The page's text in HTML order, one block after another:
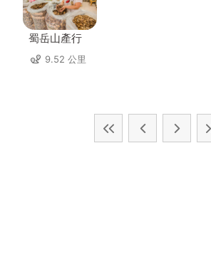
蜀岳山產行
9.52 公里